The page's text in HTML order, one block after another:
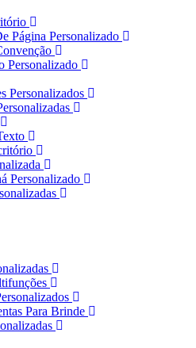
Página Personalizado
Personalizado
Personalizados
Personalizado
Para Brinde